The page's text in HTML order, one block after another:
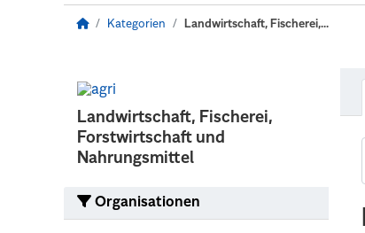
Kategorien Landwirtschaft, Fischerei,...
Landwirtschaft, Fischerei,
Forstwirtschaft und
Nahrungsmittel
Organisationen